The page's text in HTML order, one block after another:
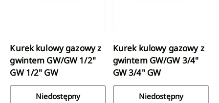
Kurek kulowy gazowy z
gwintem GW/GW 1/2"
GW 1/2" GW
Niedostępny
Kurek kulowy gazowy z
gwintem GW/GW 3/4"
GW 3/4" GW
Niedostępny